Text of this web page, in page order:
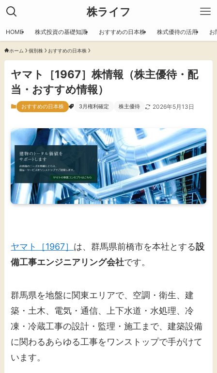
株ライフ
HOME 株式投資の基礎知識 おすすめの日本株 株式優待の活用 お
ホーム 個別株 おすすめの日本株
ヤマト［1967］株情報（株主優待・配
当・おすすめ情報）
おすすめの日本株 3月権利確定 株主優待 2026年5月13日
ヤマト［1967］ は、群馬県前橋市を本社とする設
備工事エンジニアリング会社です。
群馬県を地盤に関東エリアで、空調・衛生、建
築・土木、電気・通信、上下水道・水処理、冷
凍・冷蔵工事の設計・監理・施工まで、建築設備
に関わるあらゆる工事をワンストップで手がけて
います。